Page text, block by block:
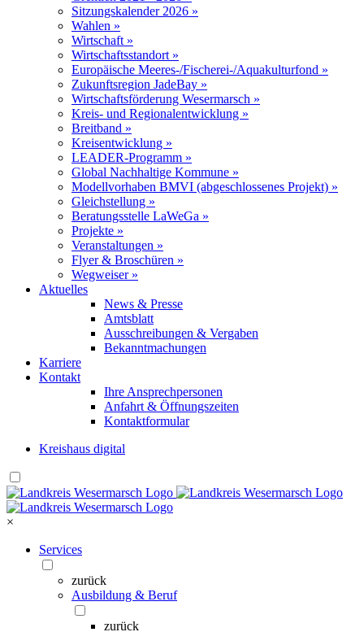
Sitzungskalender 2026 »
Wahlen »
Wirtschaft »
Wirtschaftsstandort »
Europäische Meeres-/Fischerei-/Aquakulturfond »
Zukunftsregion JadeBay »
Wirtschaftsförderung Wesermarsch »
Kreis- und Regionalentwicklung »
Breitband »
Kreisentwicklung »
LEADER-Programm »
Global Nachhaltige Kommune »
Modellvorhaben BMVI (abgeschlossenes Projekt) »
Gleichstellung »
Beratungsstelle LaWeGa »
Projekte »
Veranstaltungen »
Flyer & Broschüren »
Wegweiser »
Aktuelles
News & Presse
Amtsblatt
Ausschreibungen & Vergaben
Bekanntmachungen
Karriere
Kontakt
Ihre Ansprechpersonen
Anfahrt & Öffnungszeiten
Kontaktformular
Kreishaus digital
×
Services
zurück
Ausbildung & Beruf
zurück